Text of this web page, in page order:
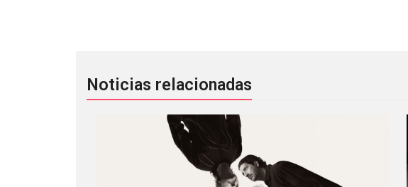
Noticias relacionadas